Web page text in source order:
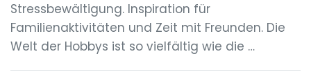
Stressbewältigung. Inspiration für
Familienaktivitäten und Zeit mit Freunden. Die
Welt der Hobbys ist so vielfältig wie die …